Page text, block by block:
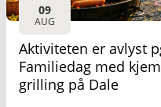
09
AUG
Aktiviteten er avlyst
Familiedag med
grilling på Dale